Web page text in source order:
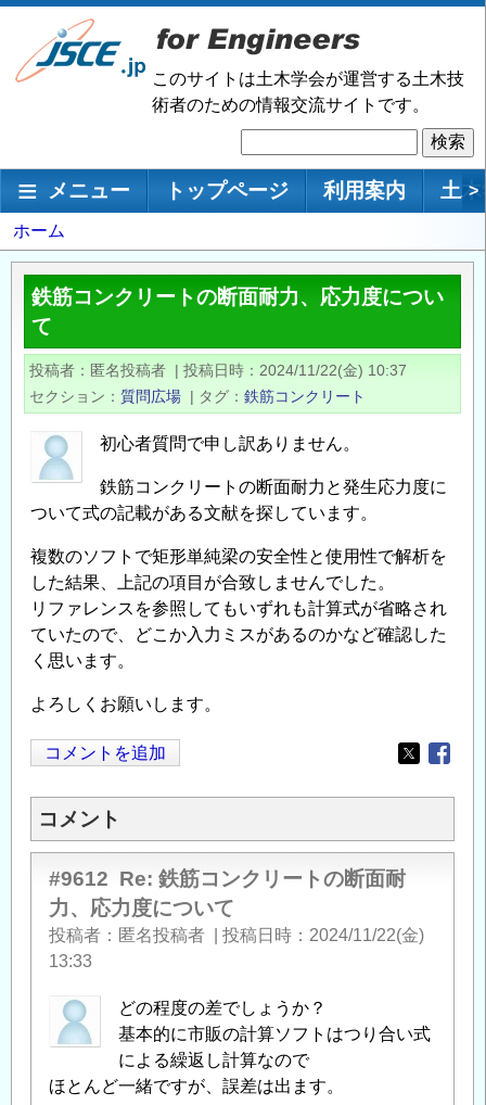
メ
ン
移
このサイトは土木学会が運営する土木技
術者のための情報交流サイトです。
索
メインナビゲーション
メニュー トップページ 利用案内 土 >
パ
ン
く
ず
ホーム
鉄筋コンクリートの断面耐力、応力度につい
て
投稿者 匿名投稿者 | 投稿日時
2024/11/22(金) 10:37
セクション
質問広場 | タグ 鉄筋コンクリート
初心者質問で申し訳ありません。
鉄筋コンクリートの断面耐力と発生応力度に
ついて式の記載がある文献を探しています。
複数のソフトで矩形単純梁の安全性と使用性で解析を
した結果、上記の項目が合致しませんでした。
リファレンスを参照してもいずれも計算式が省略され
ていたので、どこか入力ミスがあるのかなど確認した
く思います。
よろしくお願いします。
コメントを追加
Opens in
コメント
#9612 Re: 鉄筋コンクリートの断面耐
力、応力度について
投稿者 匿名投稿者 投稿日時
2024/11/22(金)
13:33
どの程度の差でしょうか？
基本的に市販の計算ソフトはつり合い式
による繰返し計算なので
ほとんど一緒ですが、誤差は出ます。